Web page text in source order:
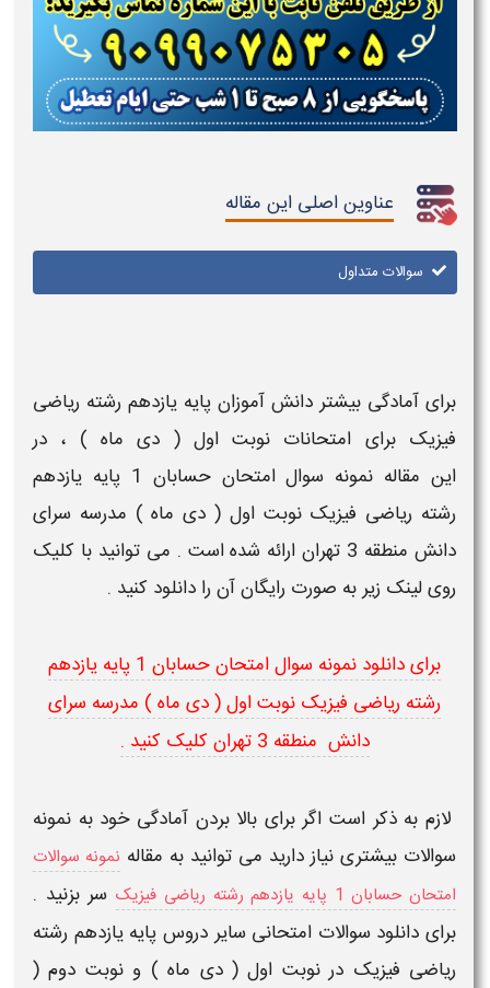
عناوین اصلی این مقاله
سوالات متداول
برای آمادگی بیشتر دانش آموزان پایه یازدهم رشته ریاضی
فیزیکبرای امتحانات نوبت اول ( دی ماه ) ، در
این مقاله نمونه سوال امتحان حسابان 1
پایه یازدهم
رشته ریاضی فیزیکنوبت اول ( دی ماه ) مدرسه سرای
دانش منطقه 3 تهران
ارائه شده است . می توانید با کلیک
روی لینک زیر به صورت رایگان آن را دانلود کنید .
برای دانلود نمونه سوال امتحان حسابان 1
پایه یازدهم
رشته ریاضی فیزیک نوبت اول ( دی ماه ) مدرسه سرای
دانش منطقه 3 تهران کلیک کنید .
لازم به ذکر است اگر برای بالا بردن آمادگی خود به نمونه
سوالات بیشتری نیاز دارید می توانید به مقاله نمونه سوالات
امتحان حسابان 1 پایه یازدهم رشته ریاضی فیزیک
سر بزنید .
برای دانلود سوالات امتحانی سایر دروس پایه یازدهم رشته
ریاضی فیزیک در نوبت اول ( دی ماه ) و نوبت دوم (